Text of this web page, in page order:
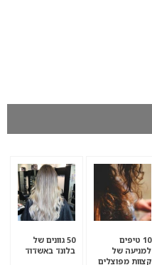
10 טיפים
למניעה של
קצוות מפוצלים
50 גוונים של
בלונד באשדוד